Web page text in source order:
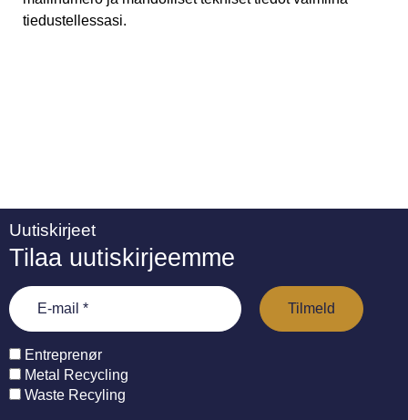
tiedustellessasi.
Uutiskirjeet
Tilaa uutiskirjeemme
Entreprenør
Metal Recycling
Waste Recyling